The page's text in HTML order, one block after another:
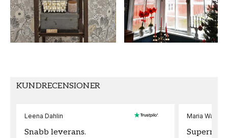
MÖNSTER HÖJD (cm)
17,67
TAPETTYP
Papperstapet
KUNDRECENSIONER
Leena Dahlin
Snabb leverans.
Maria